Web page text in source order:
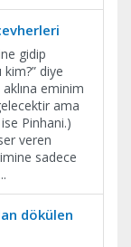
gidip
diye
eminim
ama
Pinhani.)
veren
sadece
...
dökülen